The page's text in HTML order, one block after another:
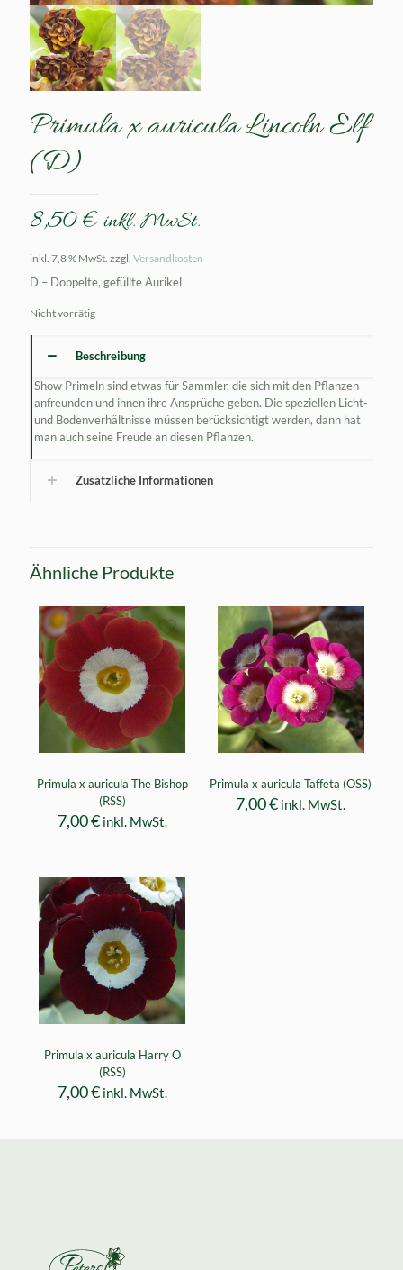
Primula x auricula Lincoln Elf
(D)
8,50€ inkl. MwSt.
inkl. 7,8 % MwSt. zzgl. Versandkosten
D – Doppelte, gefüllte Aurikel
Nicht vorrätig
Beschreibung
Show Primeln sind etwas für Sammler, die sich mit den Pflanzen
anfreunden und ihnen ihre Ansprüche geben. Die speziellen Licht-
und Bodenverhältnisse müssen berücksichtigt werden, dann hat
man auch seine Freude an diesen Pflanzen.
Zusätzliche Informationen
Ähnliche Produkte
Primula x auricula The Bishop
(RSS)
7,00€ inkl. MwSt.
Primula x auricula Taffeta (OSS)
7,00€ inkl. MwSt.
Primula x auricula Harry O
(RSS)
7,00€ inkl. MwSt.